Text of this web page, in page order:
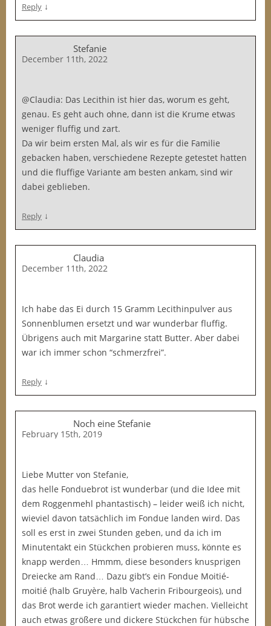
Reply ↓
Stefanie
December 11th, 2022
@Claudia: Das Lecithin ist hier das, worum es geht,
genau. Es geht auch ohne, dann ist die Krume etwas
weniger fluffig und zart.
Da wir beim ersten Mal, als wir es für die Familie
gebacken haben, verschiedene Rezepte getestet hatten
und die fluffige Variante am besten ankam, sind wir
dabei geblieben.
Reply ↓
Claudia
December 11th, 2022
Ich habe das Ei durch 15 Gramm Lecithinpulver aus
Sonnenblumen ersetzt und war wunderbar fluffig.
Übrigens auch mit Margarine statt Butter. Aber dabei
war ich immer schon “schmerzfrei”.
Reply ↓
Noch eine Stefanie
February 15th, 2019
Liebe Mutter von Stefanie,
das helle Fonduebrot ist wunderbar (und die Idee mit
dem Roggenmehl phantastisch) – leider weiß ich nicht,
wieviel davon tatsächlich im Fondue landen wird. Das
soll es erst in zwei Stunden geben, und da ich im
Minutentakt ein Stückchen probieren muss, könnte es
knapp werden… Hmmm, diese besonders knusprigen
Dreiecke am Rand… Dazu gibt’s ein Fondue Moitié-
moitié (halb Gruyère, halb Vacherin Fribourgeois), und
das Brot werde ich garantiert wieder machen. Vielleicht
auch etwas größere und dickere Stückchen für hübsche